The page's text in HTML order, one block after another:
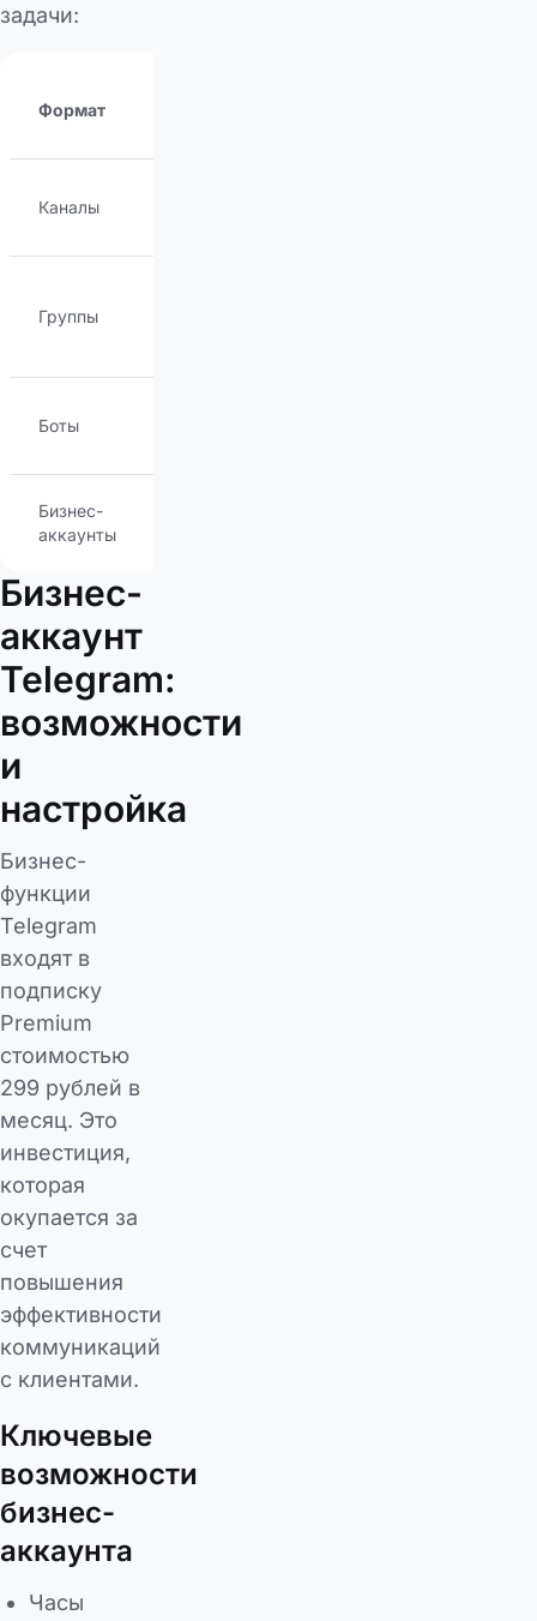
задачи:
Формат
Каналы
Группы
Боты
Бизнес-
аккаунты
Бизнес-
аккаунт
Telegram:
возможности
и
настройка
Бизнес-
функции
Telegram
входят в
подписку
Premium
стоимостью
299 рублей в
месяц. Это
инвестиция,
которая
окупается за
счет
повышения
эффективности
коммуникаций
с клиентами.
Ключевые
возможности
бизнес-
аккаунта
Часы